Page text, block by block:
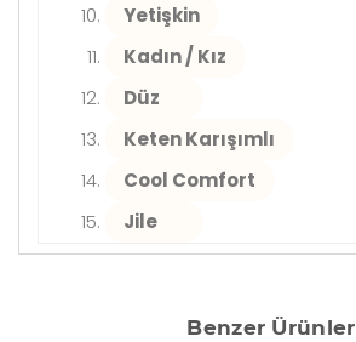
Yetişkin
Kadın / Kız
Düz
Keten Karışımlı
Cool Comfort
Jile
Benzer Ürünler